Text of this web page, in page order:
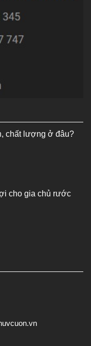
chất lượng ở đâu?
cho gia chủ rước